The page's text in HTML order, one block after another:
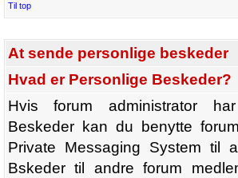
Til top
At sende personlige beskeder
Hvad er Personlige Beskeder?
Hvis forum administrator
Beskeder kan du benytte
Private Messaging System til
Bskeder til andre forum